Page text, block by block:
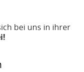
bei uns in ihrer